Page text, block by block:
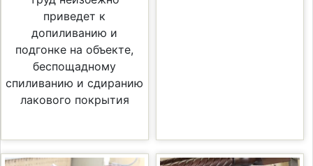
приведет к
допиливанию и
подгонке на объекте,
беспощадному
спиливанию и сдиранию
лакового покрытия